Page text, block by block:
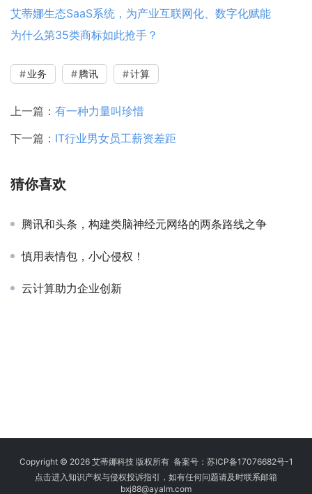
艾蒂娜生态SaaS系统，为产业互联网化、数字化赋能
为什么第35类商标如此抢手？
业务 腾讯 计算
上一篇： 有一种力量叫珍惜
下一篇： IT行业男女员工薪资差距
猜你喜欢
腾讯和头条，构建类脑神经元网络的两条路线之争
慎用表情包，小心侵权！
云计算助力企业创新
Copyright © 2026 艾蒂娜科技 版权所有 备案号： 苏ICP备17076682号-1
点击进入知识产权与侵权投诉指引，如有任何问题请及时联系邮箱
bxj88@ayalm.com